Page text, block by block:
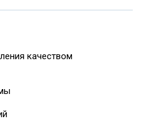
качеством